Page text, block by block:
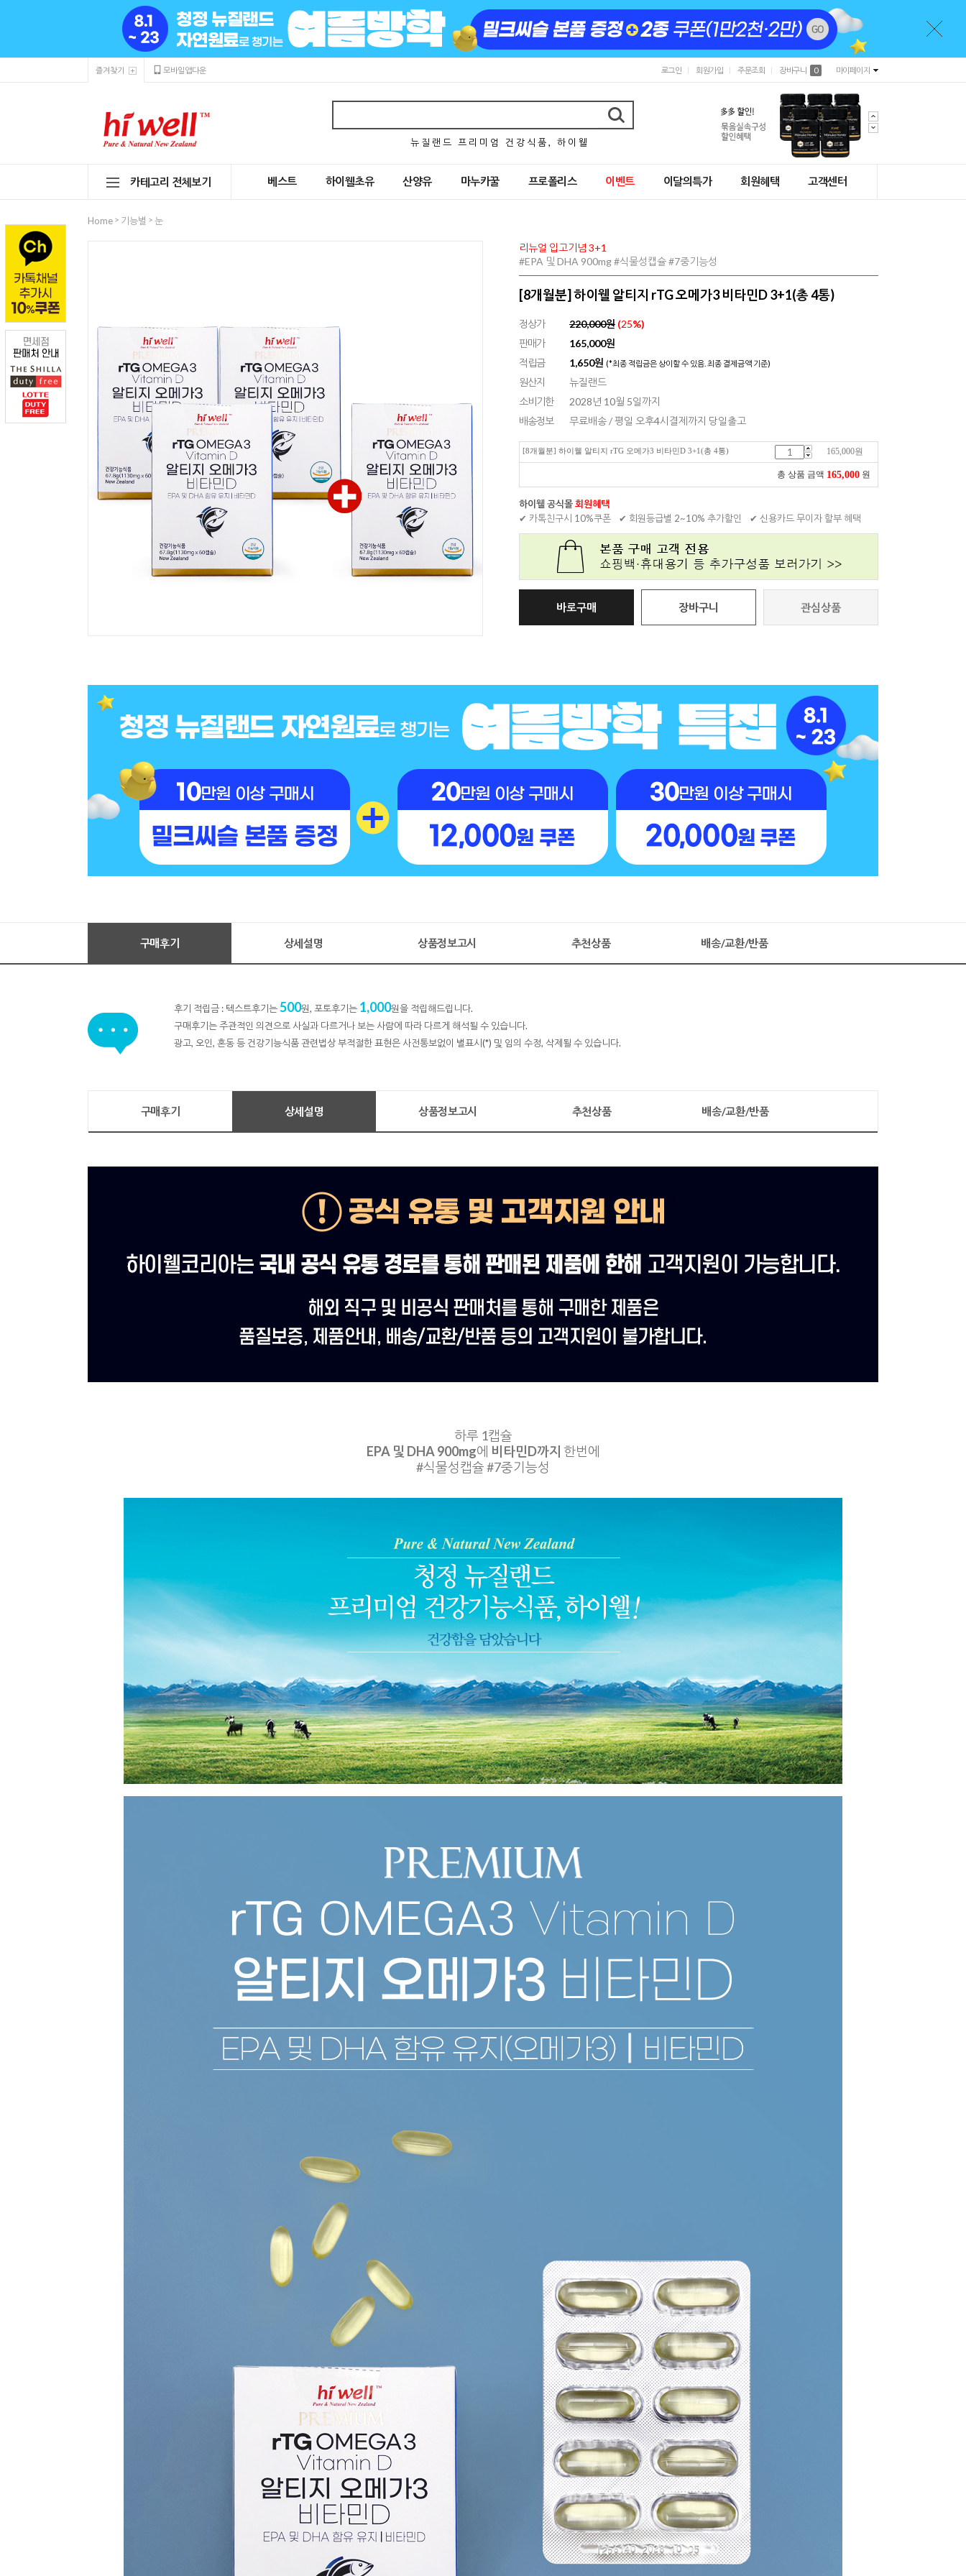
즐겨찾기 모바일앱다운 로그인 회원가입 주문조회 장바구니 0 마이페이지
뉴 질 랜 드 프 리 미 엄 건 강 식 품 , 하 이 웰
카테고리 전체보기 베스트 하이웰초유 산양유 마누카꿀 프로폴리스 이벤트 이달의특가 회원혜택 고객센터
Home > 기능별 > 눈
리뉴얼 입고기념 3+1
#EPA 및 DHA 900mg #식물성캡슐 #7중기능성
[8개월분] 하이웰 알티지 rTG 오메가3 비타민D 3+1(총 4통)
정상가 220,000원 (25%)
판매가
165,000원
적립금
1,650원 (*최종 적립금은 상이할 수 있음. 최종 결제금액 기준)
원산지
뉴질랜드
소비기한
2028년 10월 5일까지
배송정보
무료배송 / 평일 오후4시결제까지 당일출고
[8개월분] 하이웰 알티지 rTG 오메가3 비타민D 3+1(총 4통) 165,000원
총 상품 금액 165,000 원
하이웰 공식몰회원혜택
✔ 카톡친구시 10%쿠폰
✔ 회원등급별 2~10% 추가할인 ✔ 신용카드 무이자 할부 혜택
바로구매 장바구니 관심상품
구매후기 상세설명 상품정보고시 추천상품 배송/교환/반품
후기 적립금 : 텍스트후기는500원, 포토후기는 1,000원을 적립해드립니다.
구매후기는 주관적인 의견으로 사실과 다르거나 보는 사람에 따라 다르게 해석될 수 있습니다.
광고, 오인, 혼동 등 건강기능식품 관련법상 부적절한 표현은 사전통보없이 별표시(*) 및 임의 수정, 삭제될 수 있습니다.
구매후기 상세설명 상품정보고시 추천상품 배송/교환/반품
하루 1캡슐
EPA 및 DHA 900mg에 비타민D까지 한번에
#식물성캡슐 #7중기능성